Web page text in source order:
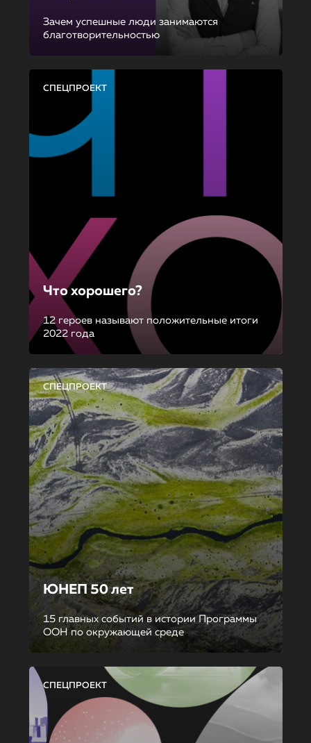
Зачем успешные люди занимаются
благотворительностью
СПЕЦПРОЕКТ
Что хорошего?
12 героев называют положительные итоги
2022 года
СПЕЦПРОЕКТ
ЮНЕП 50 лет
15 главных событий в истории Программы
ООН по окружающей среде
СПЕЦПРОЕКТ